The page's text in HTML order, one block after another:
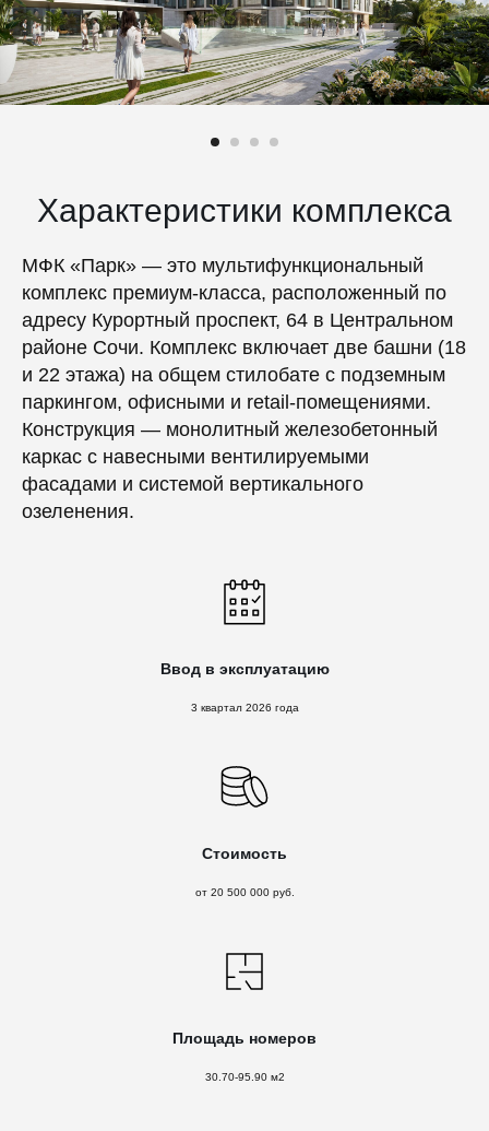
Характеристики комплекса
МФК «Парк» — это мультифункциональный
комплекс премиум-класса, расположенный по
адресу Курортный проспект, 64 в Центральном
районе Сочи. Комплекс включает две башни (18
и 22 этажа) на общем стилобате с подземным
паркингом, офисными и retail-помещениями.
Конструкция — монолитный железобетонный
каркас с навесными вентилируемыми
фасадами и системой вертикального
озеленения.
Ввод в эксплуатацию
3 квартал 2026 года
Стоимость
от 20 500 000 руб.
Площадь номеров
30.70-95.90 м2